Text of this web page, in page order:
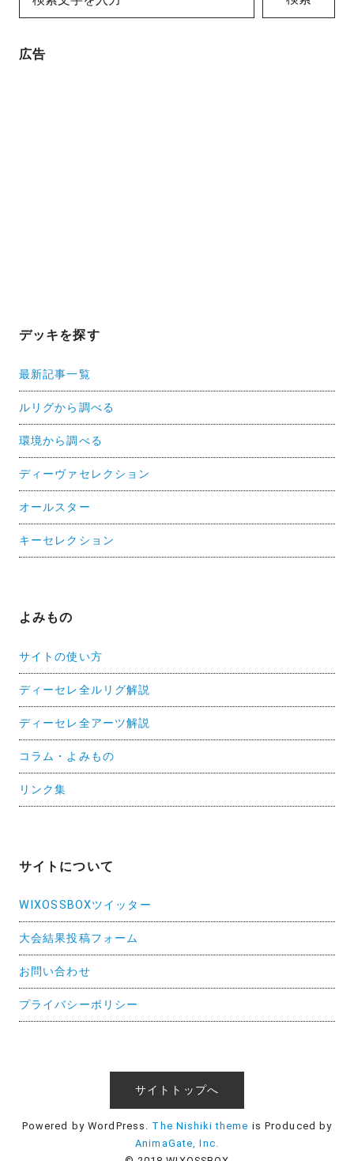
広告
デッキを探す
最新記事一覧
ルリグから調べる
環境から調べる
ディーヴァセレクション
オールスター
キーセレクション
よみもの
サイトの使い方
ディーセレ全ルリグ解説
ディーセレ全アーツ解説
コラム・よみもの
リンク集
サイトについて
WIXOSSBOXツイッター
大会結果投稿フォーム
お問い合わせ
プライバシーポリシー
サイトトップへ
Powered by WordPress. The Nishiki theme is Produced by
AnimaGate, Inc.